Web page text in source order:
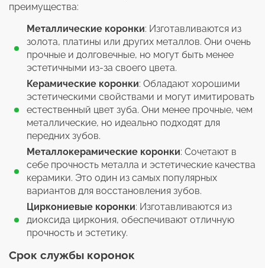
преимущества:
Металлические коронки: Изготавливаются из
золота, платины или других металлов. Они очень
прочные и долговечные, но могут быть менее
эстетичными из-за своего цвета.
Керамические коронки: Обладают хорошими
эстетическими свойствами и могут имитировать
естественный цвет зуба. Они менее прочные, чем
металлические, но идеально подходят для
передних зубов.
Металлокерамические коронки: Сочетают в
себе прочность металла и эстетические качества
керамики. Это один из самых популярных
вариантов для восстановления зубов.
Циркониевые коронки: Изготавливаются из
диоксида циркония, обеспечивают отличную
прочность и эстетику.
Срок службы коронок